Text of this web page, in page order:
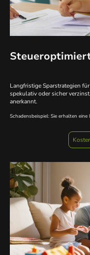
Langfristige Sparstrategien
spekulativ oder sicher
anerkannt.
Schadensbeispiel: Sie erhalten